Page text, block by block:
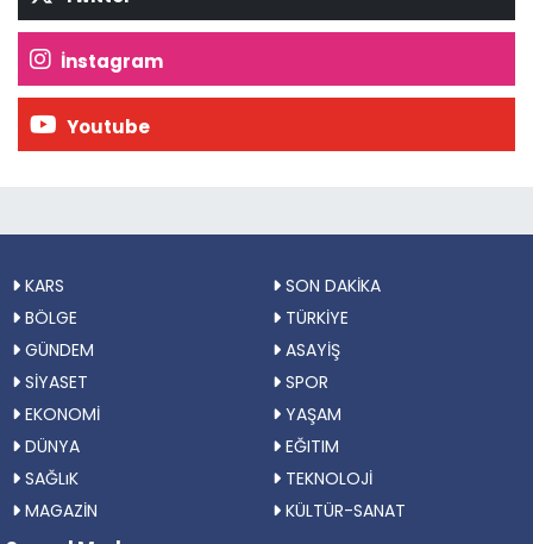
İnstagram
Youtube
KARS
SON DAKİKA
BÖLGE
TÜRKİYE
GÜNDEM
ASAYİŞ
SİYASET
SPOR
EKONOMİ
YAŞAM
DÜNYA
EĞITIM
SAĞLıK
TEKNOLOJİ
MAGAZİN
KÜLTÜR-SANAT